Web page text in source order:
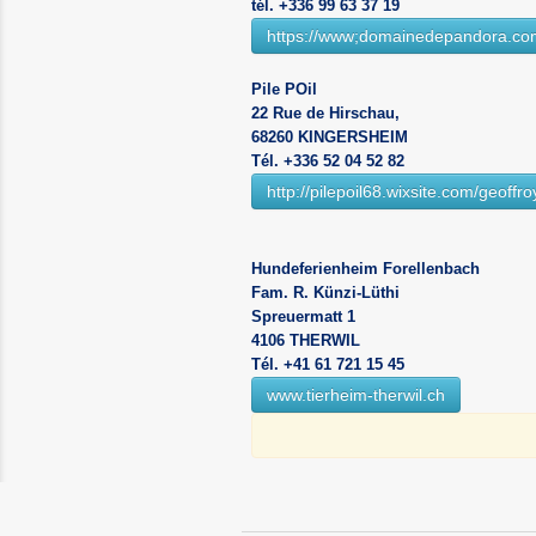
tél. +336 99 63 37 19
https://
Pile POil
22 Rue de Hirschau,
68260 KINGERSHEIM
Tél. +336 52 04 52 82
http://pilepoil68.wixsite.com/
Hundeferienheim Forellenbach
Fam. R. Künzi-Lüthi
Spreuermatt 1
4106 THERWIL
Tél. +41 61 721 15 45
www.tierheim-therwil.ch